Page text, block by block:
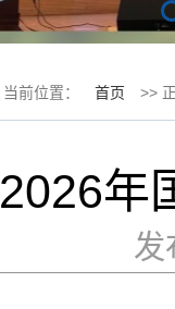
当前位置： 首页 >>
2026年
发